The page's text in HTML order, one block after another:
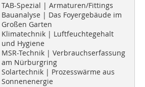
TAB-Spezial | Armaturen/Fittings
Bauanalyse | Das Foyergebäude im
Großen Garten
Klimatechnik | Luftfeuchtegehalt
und Hygiene
MSR-Technik | Verbrauchserfassung
am Nürburgring
Solartechnik | Prozesswärme aus
Sonnenenergie